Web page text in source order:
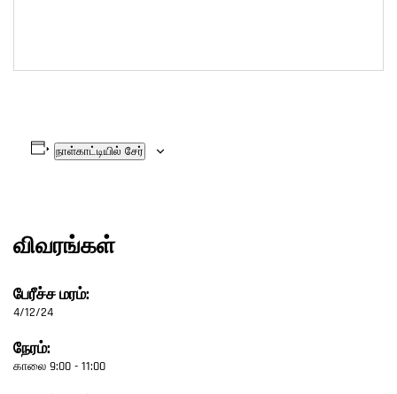
நாள்காட்டியில் சேர்
விவரங்கள்
பேரீச்ச மரம்:
4/12/24
நேரம்:
காலை 9:00 - 11:00